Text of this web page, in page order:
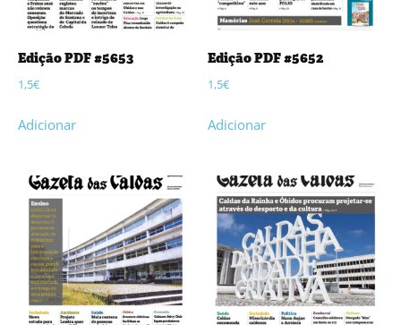
Edição PDF #5653
1,5€
Adicionar
Edição PDF #5652
1,5€
Adicionar